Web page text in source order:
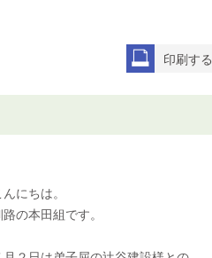
印刷する
んにちは。
路の本田組です。